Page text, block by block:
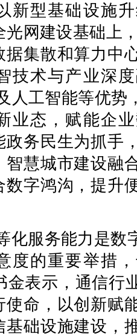
新型基础设施
光网建设基础上
集散和算力中
技术与产业深
人工智能等优势
业态，赋能企
务民生为抓手
智慧城市建设融
字鸿沟，提升
化服务能力是数
度的重要举措
金表示，通信行
使命，以创新赋
础设施建设，